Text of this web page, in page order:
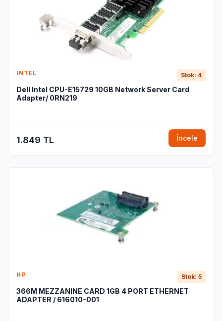
INTEL Stok: 4
Dell Intel CPU-E15729 10GB Network Server Card
Adapter/ 0RN219
1.849 TL İncele
HP Stok: 5
366M MEZZANINE CARD 1GB 4 PORT ETHERNET
ADAPTER / 616010-001